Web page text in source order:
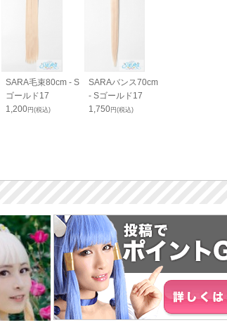
SARA毛束80cm - S
ゴールド17
1,200円(税込)
SARAバンス70cm
- Sゴールド17
1,750円(税込)